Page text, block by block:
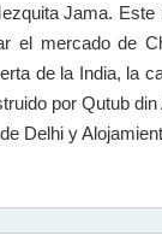
Jama.
el mercado de
de la India, la
por Qutub
Delhi y